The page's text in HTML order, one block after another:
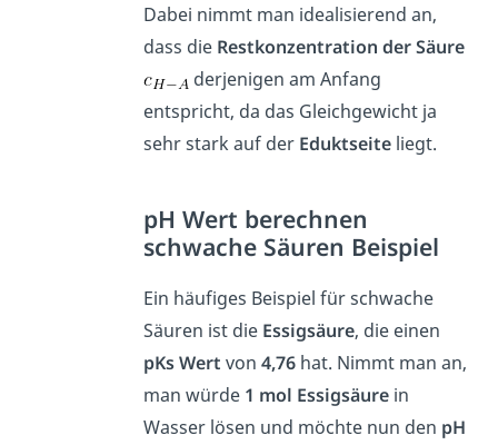
Dabei nimmt man idealisierend an,
dass die Restkonzentration der Säure
derjenigen am Anfang
entspricht, da das Gleichgewicht ja
sehr stark auf der Eduktseite liegt.
pH Wert berechnen
schwache Säuren Beispiel
Ein häufiges Beispiel für schwache
Säuren ist die Essigsäure, die einen
pKs Wert von4,76 hat. Nimmt man an,
man würde 1 mol Essigsäure in
Wasser lösen und möchte nun den pH